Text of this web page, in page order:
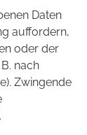
Daten
auffordern,
oder der
nach
Zwingende